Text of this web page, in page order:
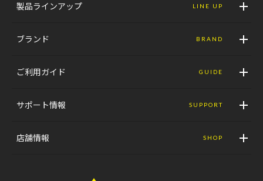
製品ラインアップ LINE UP
ブランド BRAND
ご利用ガイド GUIDE
サポート情報 SUPPORT
店舗情報 SHOP